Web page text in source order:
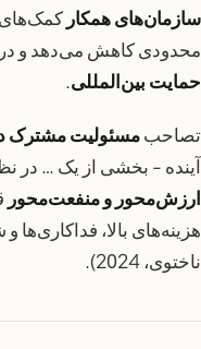
سازمان‌های همکار کمک‌های
محدودی کاهش می‌دهد و
حمایت بین‌المللی.
تصاحبمسئولیت مشترک
آینده - بخشی از یک … در
ارزش‌محور و منفعت‌محور
هزینه‌های بالا،
ناختوی، 2024).